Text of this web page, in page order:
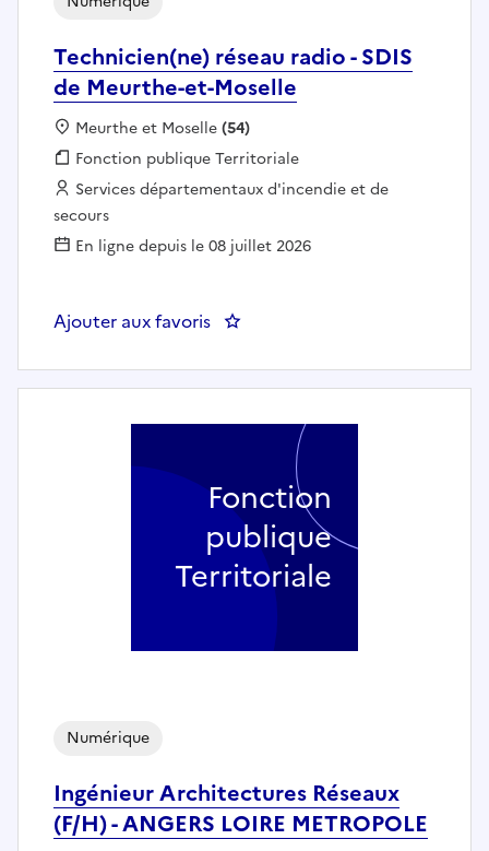
Technicien(ne) réseau radio - SDIS
de Meurthe-et-Moselle
Localisation :
Meurthe et Moselle(54)
Fonction publique :
Fonction publique Territoriale
Employeur :
Services départementaux d'incendie et de
secours
En ligne depuis le 08 juillet 2026
Ajouter aux favoris : Technicien(ne) réseau radio -
Ingénieur Architectures Réseaux
(F/H) - ANGERS LOIRE METROPOLE
Numérique
Fonction
publique
Territoriale